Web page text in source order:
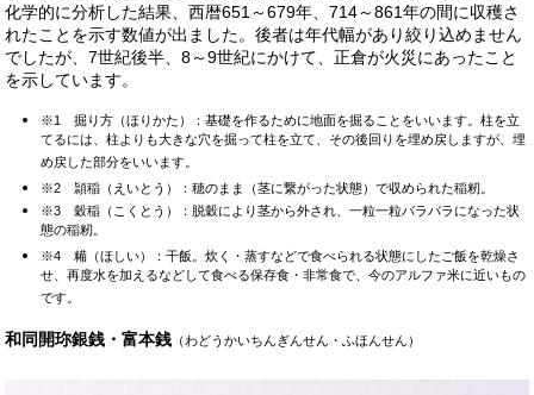
化学的に分析した結果、西暦651～679年、714～861年の間に収穫さ
れたことを示す数値が出ました。後者は年代幅があり絞り込めません
でしたが、7世紀後半、8～9世紀にかけて、正倉が火災にあったこと
を示しています。
※1 掘り方（ほりかた）：基礎を作るために地面を掘ることをいいます。柱を立
てるには、柱よりも大きな穴を掘って柱を立て、その後回りを埋め戻しますが、埋
め戻した部分をいいます。
※2 頴稲（えいとう）：穂のまま（茎に繋がった状態）で収められた稲籾。
※3 穀稲（こくとう）：脱穀により茎から外され、一粒一粒バラバラになった状
態の稲籾。
※4 糒（ほしい）：干飯。炊く・蒸すなどで食べられる状態にしたご飯を乾燥さ
せ、再度水を加えるなどして食べる保存食・非常食で、今のアルファ米に近いもの
です。
和同開珎銀銭・富本銭 （わどうかいちんぎんせん・ふほんせん）